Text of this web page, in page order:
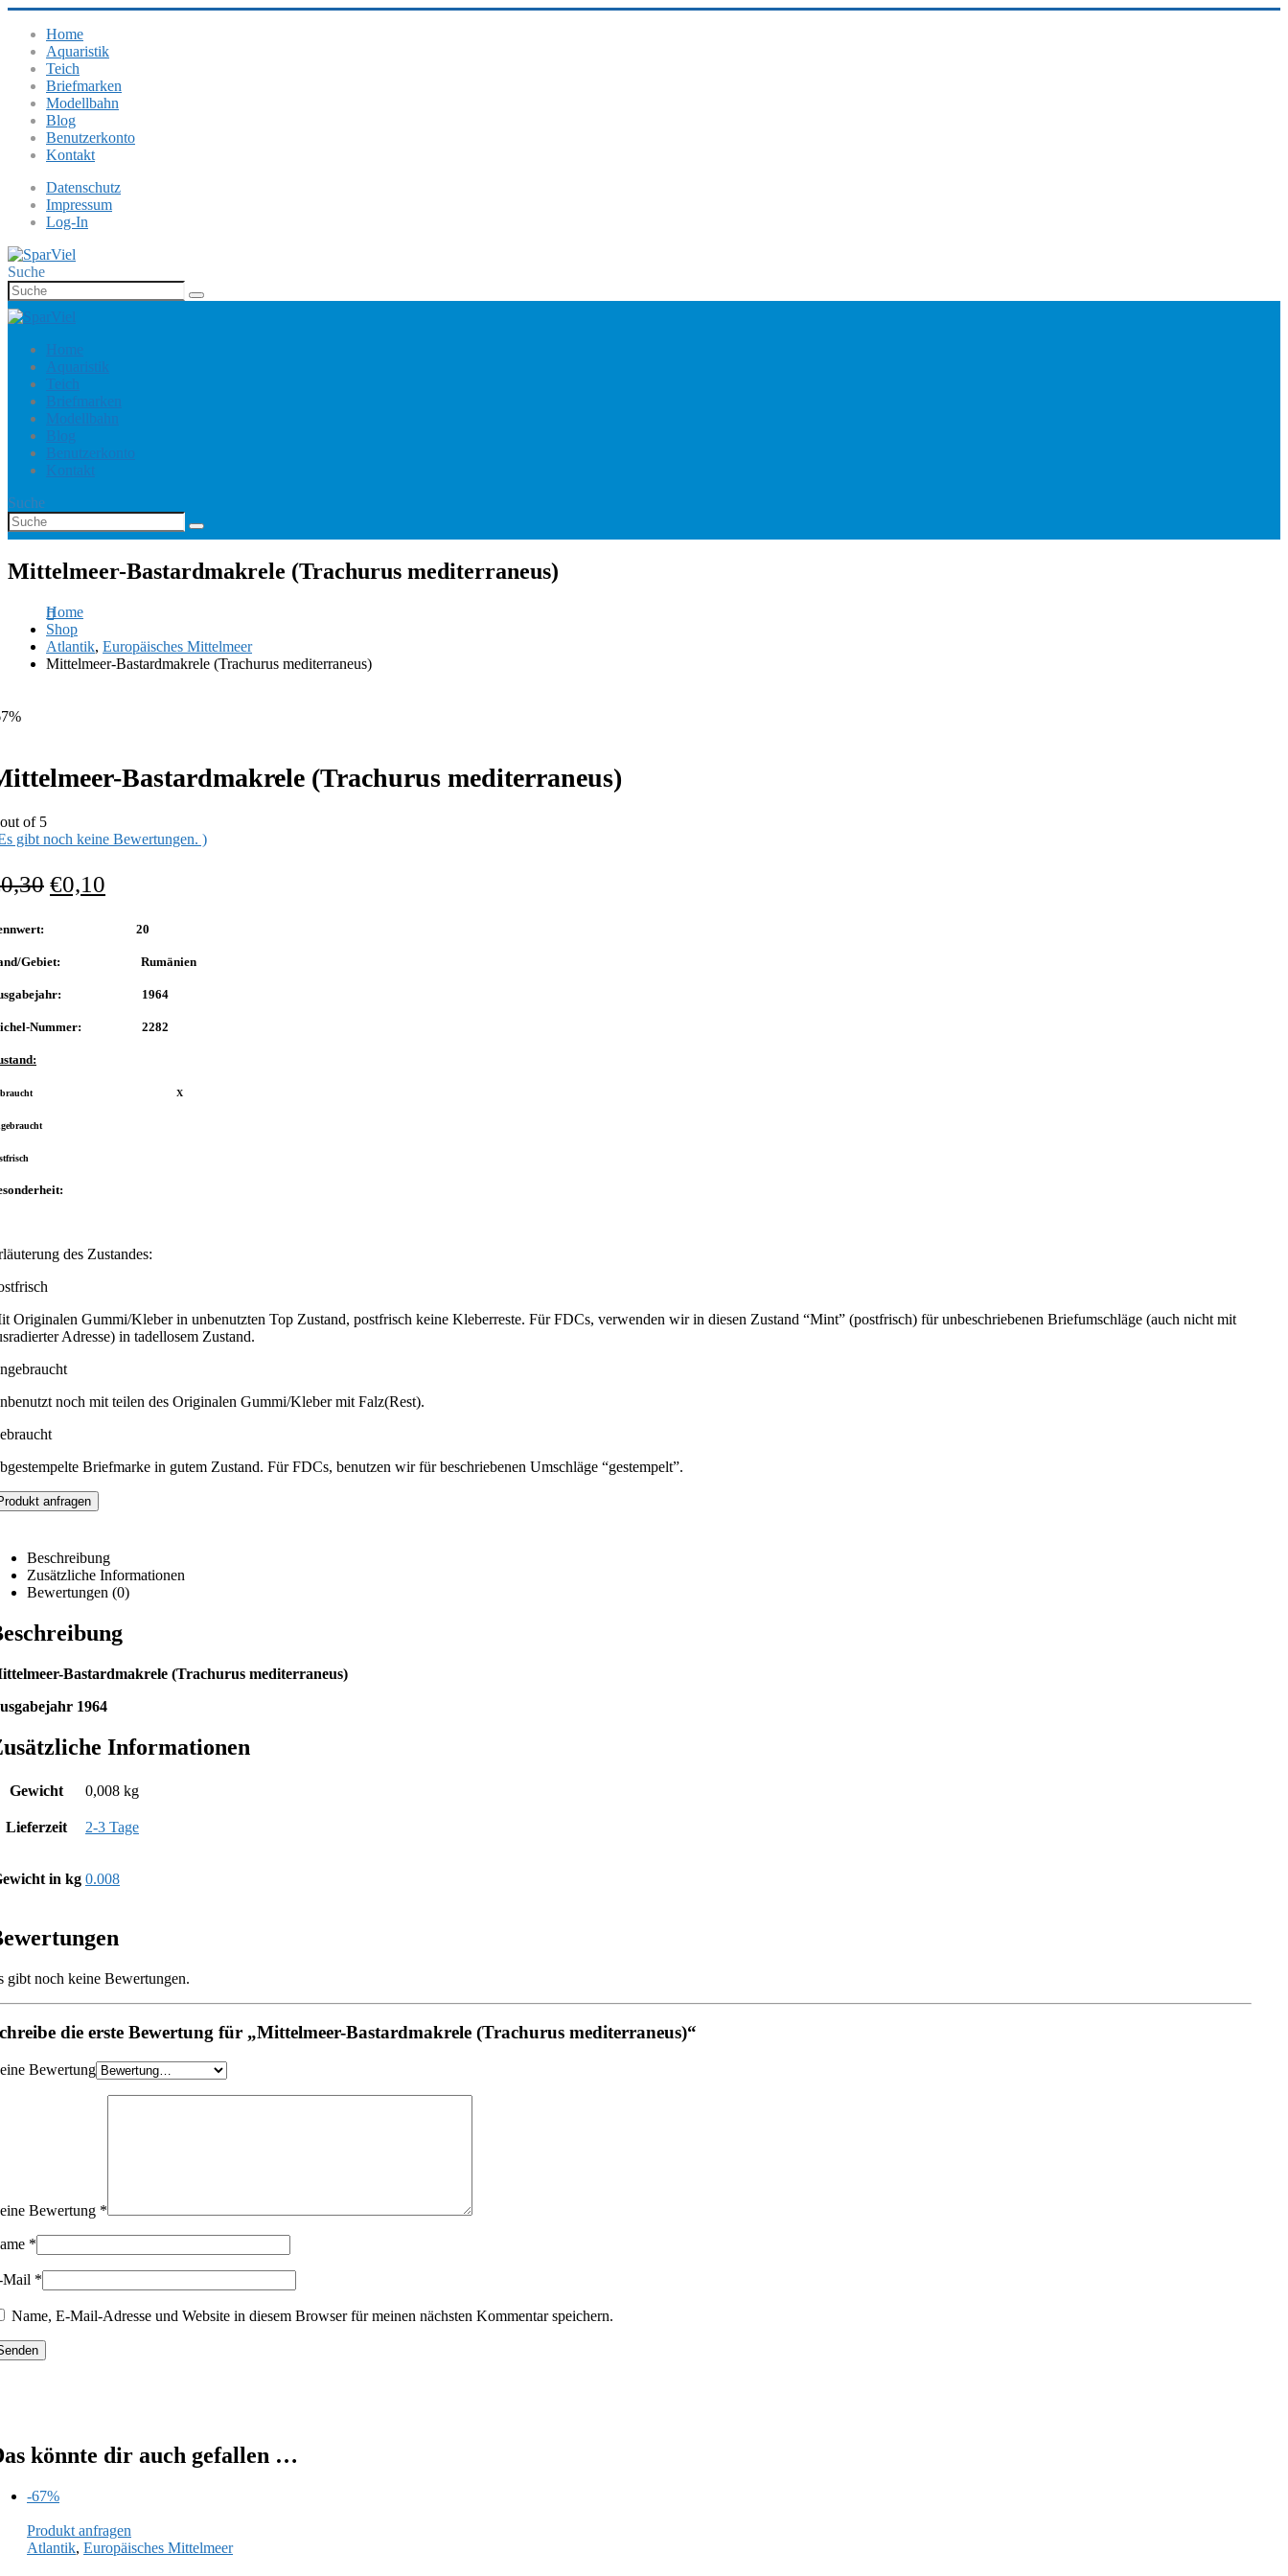
Home
Aquaristik
Teich
Briefmarken
Modellbahn
Blog
Benutzerkonto
Kontakt
Datenschutz
Impressum
Log-In
Suche
Home
Aquaristik
Teich
Briefmarken
Modellbahn
Blog
Benutzerkonto
Kontakt
Suche
Mittelmeer-Bastardmakrele (Trachurus mediterraneus)
Home
Shop
Atlantik, Europäisches Mittelmeer
Mittelmeer-Bastardmakrele (Trachurus mediterraneus)
Bastardmakrele (Trachurus mediterraneus)
of 5
gibt noch keine Bewertungen. )
0,30 €0,10
20
Gebiet: Rumänien
1964
Nummer: 2282
X
des Zustandes:
Originalen Gummi/Kleber in unbenutzten Top Zustand, postfrisch keine Kleberreste. Für FDCs, verwenden wir in diesen Zustand “Mint” (postfrisch) für unbeschriebenen Briefumschläge (auch nicht mit
Adresse) in tadellosem Zustand.
noch mit teilen des Originalen Gummi/Kleber mit Falz(Rest).
Briefmarke in gutem Zustand. Für FDCs, benutzen wir für beschriebenen Umschläge “gestempelt”.
anfragen
Beschreibung
Zusätzliche Informationen
Bewertungen (0)
Bastardmakrele (Trachurus mediterraneus)
1964
Informationen
Gewicht 0,008 kg
Lieferzeit 2-3 Tage
in kg 0.008
gibt noch keine Bewertungen.
die erste Bewertung für „Mittelmeer-Bastardmakrele (Trachurus mediterraneus)“
Bewertung
Bewertung *
*
Mail *
Name, E-Mail-Adresse und Website in diesem Browser für meinen nächsten Kommentar speichern.
könnte dir auch gefallen …
-67%
Produkt anfragen
Atlantik, Europäisches Mittelmeer